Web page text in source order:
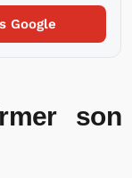
Google
son